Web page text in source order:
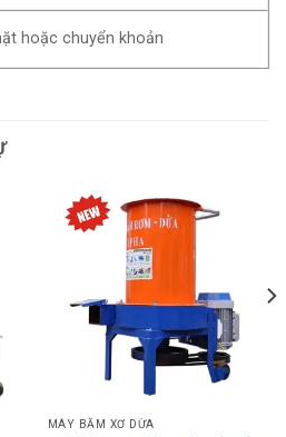
hoặc chuyển khoản
MÁY BĂM XƠ DỪA